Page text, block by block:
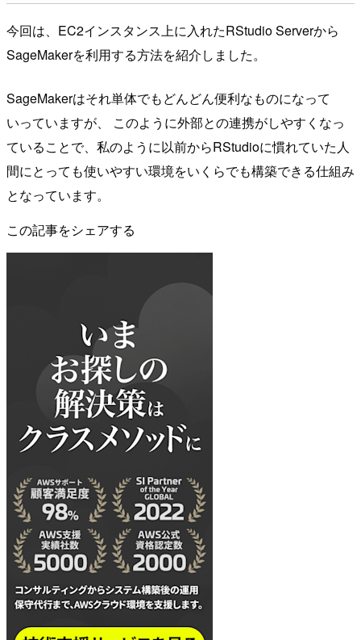
今回は、EC2インスタンス上に入れたRStudio Serverから
SageMakerを利用する方法を紹介しました。
SageMakerはそれ単体でもどんどん便利なものになって
いっていますが、 このように外部との連携がしやすくなっ
ていることで、私のように以前からRStudioに慣れていた人
間にとっても使いやすい環境をいくらでも構築できる仕組み
となっています。
この記事をシェアする